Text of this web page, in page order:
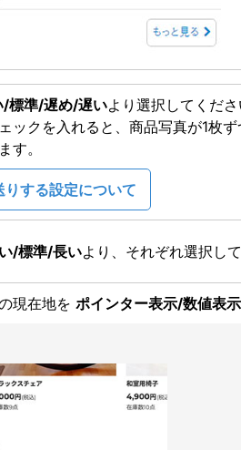
/標準/遅め/遅いより選択してくだ
ックを入れると、商品写真が1枚
す。
する設定について
/標準/長いより、それぞれ選択し
現在地を ポインター表示/数値表示